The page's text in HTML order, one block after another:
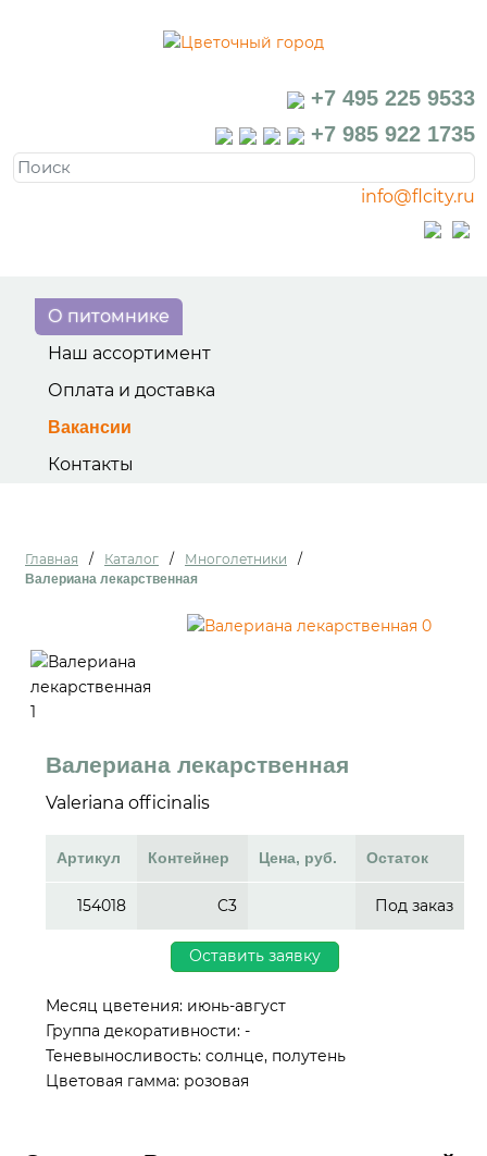
+7 495 225 9533
+7 985 922 1735
info@flcity.ru
О питомнике
Наш ассортимент
Оплата и доставка
Вакансии
Контакты
Главная / Каталог / Многолетники /
Валериана лекарственная
Валериана лекарственная
Valeriana officinalis
Артикул Контейнер Цена, руб. Остаток
154018 C3 Под заказ
Оставить заявку
Месяц цветения: июнь-август
Группа декоративности: -
Теневыносливость: солнце, полутень
Цветовая гамма: розовая